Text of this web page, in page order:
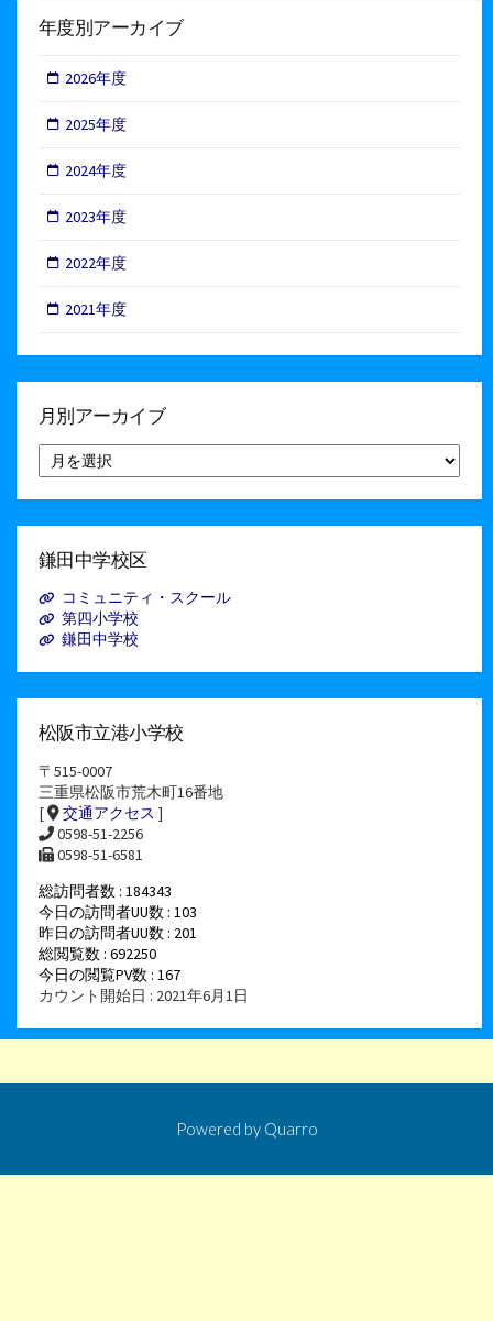
年度別アーカイブ
2026年度
2025年度
2024年度
2023年度
2022年度
2021年度
月別アーカイブ
別
ア
イ
鎌田中学校区
コミュニティ・スクール
第四小学校
鎌田中学校
松阪市立港小学校
〒515-0007
三重県松阪市荒木町16番地
[
交通アクセス ]
0598-51-2256
0598-51-6581
総訪問者数 : 184343
今日の訪問者UU数 : 103
昨日の訪問者UU数 : 201
総閲覧数 : 692250
今日の閲覧PV数 : 167
カウント開始日 : 2021年6月1日
Powered by Quarro